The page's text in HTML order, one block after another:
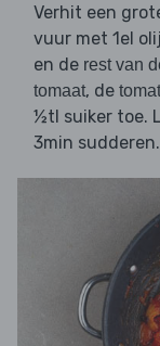
Verhit een
vuur met 1el
en de rest van
tomaat, de
½tl suiker toe.
3min sudderen.